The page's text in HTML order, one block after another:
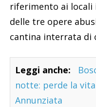
riferimento ai
delle tre opere
cantina interrata di
Leggi anche:
notte: perde la
Annunziata